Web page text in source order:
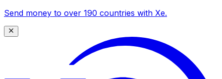
Send money to over 190 countries with Xe.